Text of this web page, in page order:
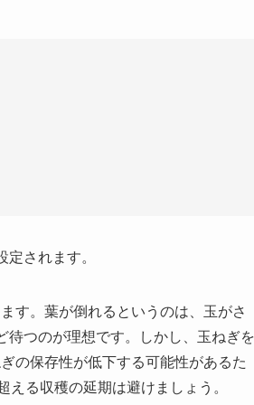
されます。
す。葉が倒れるというのは、玉がさ
待つのが理想です。しかし、玉ねぎを
の保存性が低下する可能性があるた
る収穫の延期は避けましょう。